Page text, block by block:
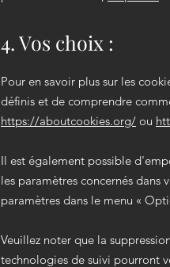
4. Vos choix :
Pour en savoir plus sur les
définis et de comprendre
https://aboutcookies.org/ ou
Il est également possible
les paramètres concernés dans
paramètres dans le menu «
Veuillez noter que la
technologies de suivi pourront